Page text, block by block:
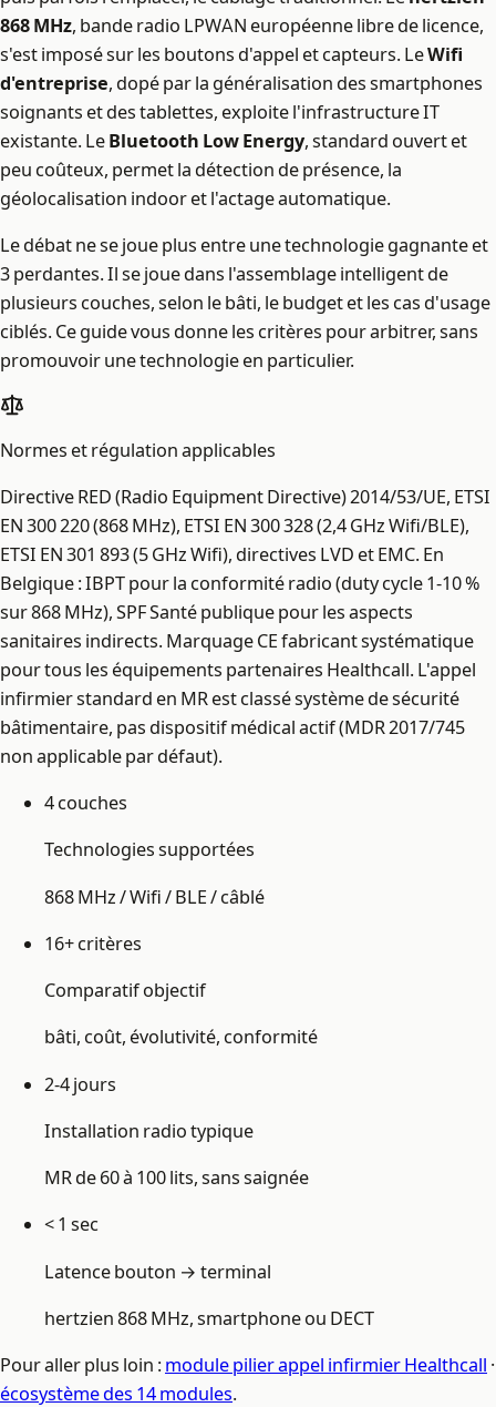
868 MHz, bande radio LPWAN européenne libre de licence,
s'est imposé sur les boutons d'appel et capteurs. LeWifi
d'entreprise, dopé par la généralisation des smartphones
soignants et des tablettes, exploite l'infrastructure IT
existante. LeBluetooth Low Energy, standard ouvert et
peu coûteux, permet la détection de présence, la
géolocalisation indoor et l'actage automatique.
Le débat ne se joue plus entre une technologie gagnante et
3 perdantes. Il se joue dans l'assemblage intelligent de
plusieurs couches, selon le bâti, le budget et les cas d'usage
ciblés. Ce guide vous donne les critères pour arbitrer, sans
promouvoir une technologie en particulier.
Normes et régulation applicables
Directive RED (Radio Equipment Directive) 2014/53/UE, ETSI
EN 300 220 (868 MHz), ETSI EN 300 328 (2,4 GHz Wifi/BLE),
ETSI EN 301 893 (5 GHz Wifi), directives LVD et EMC. En
Belgique : IBPT pour la conformité radio (duty cycle 1-10 %
sur 868 MHz), SPF Santé publique pour les aspects
sanitaires indirects. Marquage CE fabricant systématique
pour tous les équipements partenaires Healthcall. L'appel
infirmier standard en MR est classé système de sécurité
bâtimentaire, pas dispositif médical actif (MDR 2017/745
non applicable par défaut).
4 couches
Technologies supportées
868 MHz / Wifi / BLE / câblé
16+ critères
Comparatif objectif
bâti, coût, évolutivité, conformité
2-4 jours
Installation radio typique
MR de 60 à 100 lits, sans saignée
< 1 sec
Latence bouton → terminal
hertzien 868 MHz, smartphone ou DECT
Pour aller plus loin : module pilier appel infirmier Healthcall ·
écosystème des 14 modules.